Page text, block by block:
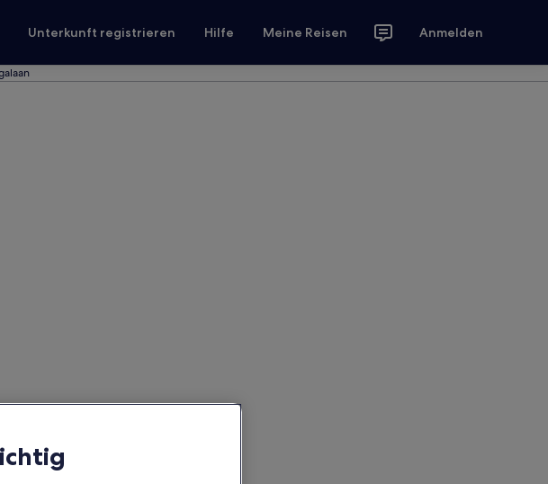
Unterkunft registrieren Hilfe Meine Reisen Anmelden